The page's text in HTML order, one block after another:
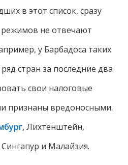
в этот список, сразу
режимов не отвечают
у Барбадоса таких
стран за последние два
свои налоговые
признаны вредоносными.
, Лихтенштейн,
и Малайзия.